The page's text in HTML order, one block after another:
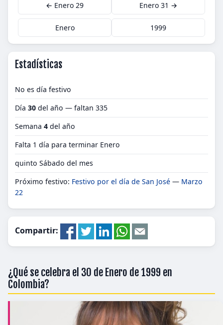
← Enero 29 Enero 31 →
Enero 1999
Estadísticas
No es día festivo
Día 30 del año — faltan 335
Semana 4 del año
Falta 1 día para terminar Enero
quinto Sábado del mes
Próximo festivo: Festivo por el día de San José — Marzo
22
Compartir:
¿Qué se celebra el 30 de Enero de 1999 en
Colombia?